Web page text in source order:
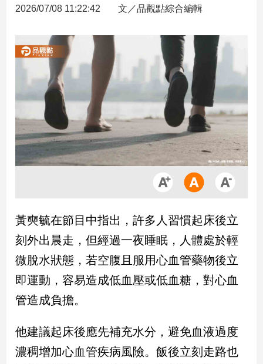
新
產
經/
股
房
產
品
政
治
政
治
焦
品
點
民
調
2026/07/08 11:22:42 文／品觀點綜合編輯
黃奭毓在節目中指出，許多人習慣起床後立
刻外出晨走，但經過一夜睡眠，人體處於輕
微脫水狀態，若空腹且服用心血管藥物後立
即運動，容易造成低血壓或低血糖，對心血
管造成負擔。
他建議起床後應先補充水分，避免血液過度
濃稠增加心血管疾病風險。飯後立刻走路也